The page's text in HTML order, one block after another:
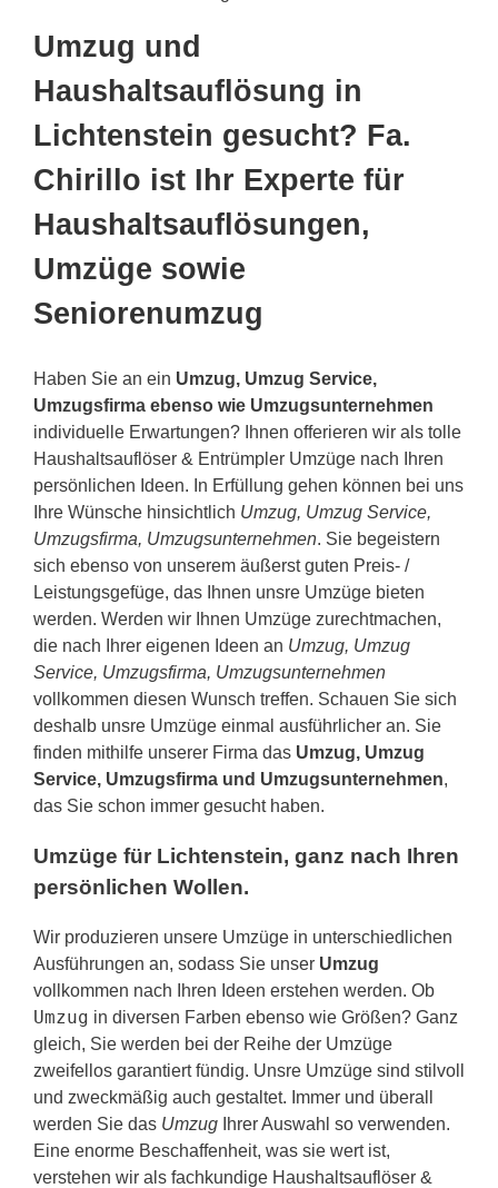
Umzug und
Haushaltsauflösung in
Lichtenstein gesucht? Fa.
Chirillo ist Ihr Experte für
Haushaltsauflösungen,
Umzüge sowie
Seniorenumzug
Haben Sie an ein Umzug, Umzug Service,
Umzugsfirma ebenso wie Umzugsunternehmen
individuelle Erwartungen? Ihnen offerieren wir als tolle
Haushaltsauflöser & Entrümpler Umzüge nach Ihren
persönlichen Ideen. In Erfüllung gehen können bei uns
Ihre Wünsche hinsichtlich Umzug, Umzug Service,
Umzugsfirma, Umzugsunternehmen. Sie begeistern
sich ebenso von unserem äußerst guten Preis- /
Leistungsgefüge, das Ihnen unsre Umzüge bieten
werden. Werden wir Ihnen Umzüge zurechtmachen,
die nach Ihrer eigenen Ideen an Umzug, Umzug
Service, Umzugsfirma, Umzugsunternehmen
vollkommen diesen Wunsch treffen. Schauen Sie sich
deshalb unsre Umzüge einmal ausführlicher an. Sie
finden mithilfe unserer Firma das Umzug, Umzug
Service, Umzugsfirma und Umzugsunternehmen,
das Sie schon immer gesucht haben.
Umzüge für Lichtenstein, ganz nach Ihren
persönlichen Wollen.
Wir produzieren unsere Umzüge in unterschiedlichen
Ausführungen an, sodass Sie unser Umzug
vollkommen nach Ihren Ideen erstehen werden. Ob
Umzug in diversen Farben ebenso wie Größen? Ganz
gleich, Sie werden bei der Reihe der Umzüge
zweifellos garantiert fündig. Unsre Umzüge sind stilvoll
und zweckmäßig auch gestaltet. Immer und überall
werden Sie das Umzug Ihrer Auswahl so verwenden.
Eine enorme Beschaffenheit, was sie wert ist,
verstehen wir als fachkundige Haushaltsauflöser &